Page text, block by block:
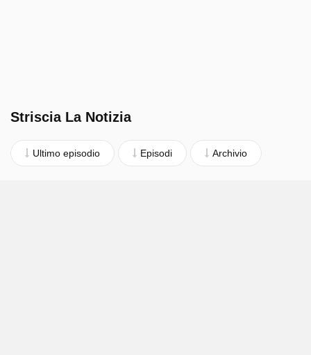
Striscia La Notizia
Ultimo episodio Episodi Archivio